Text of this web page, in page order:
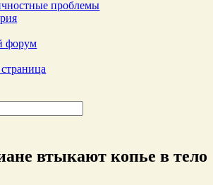
проблемы
форум
втыкают копье в тело